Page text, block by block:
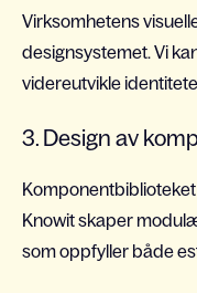
Virksomhetens
designsystemet. Vi
videreutvikle
3. Design av
Knowit skaper
som oppfyller både